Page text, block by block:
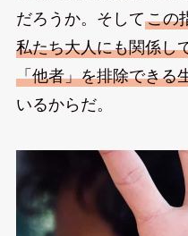
だろうか。そしてこの
私たち大人にも関係し
「他者」を排除できる
いるからだ。